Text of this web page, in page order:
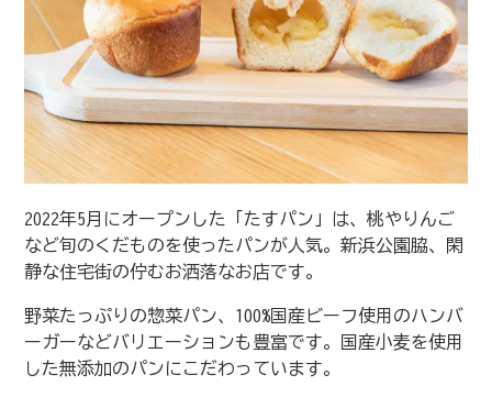
2022年5月にオープンした「たすパン」は、桃やりんご
など旬のくだものを使ったパンが人気。新浜公園脇、閑
静な住宅街の佇むお洒落なお店です。
野菜たっぷりの惣菜パン、100%国産ビーフ使用のハンバ
ーガーなどバリエーションも豊富です。国産小麦を使用
した無添加のパンにこだわっています。